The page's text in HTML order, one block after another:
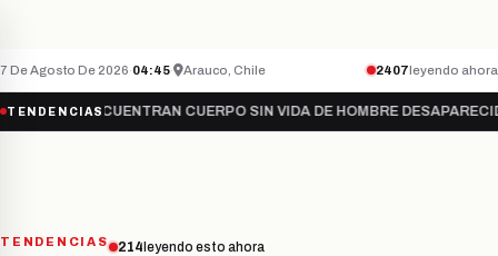
7 De Agosto De 2026·04:45· Arauco, Chile 2419leyendo ahora
TENDENCIAS
ENCUENTRAN CUERPO SIN VIDA DE HOMBRE DESAPARECIDO EN…●
TENDENCIAS 214 leyendo esto ahora